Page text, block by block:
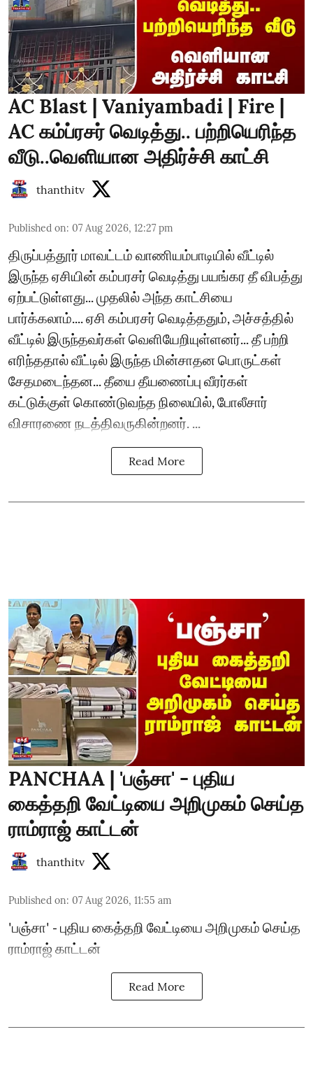
AC Blast | Vaniyambadi | Fire |
AC கம்ப்ரசர் வெடித்து.. பற்றியெரிந்த
வீடு..வெளியான அதிர்ச்சி காட்சி
thanthitv
Published on: 07 Aug 2026, 12:27 pm
திருப்பத்தூர் மாவட்டம் வாணியம்பாடியில் வீட்டில்
இருந்த ஏசியின் கம்பரசர் வெடித்து பயங்கர தீ விபத்து
ஏற்பட்டுள்ளது... முதலில் அந்த காட்சியை
பார்க்கலாம்.... ஏசி கம்பரசர் வெடித்ததும், அச்சத்தில்
வீட்டில் இருந்தவர்கள் வெளியேறியுள்ளனர்... தீ பற்றி
எரிந்ததால் வீட்டில் இருந்த மின்சாதன பொருட்கள்
சேதமடைந்தன... தீயை தீயணைப்பு வீரர்கள்
கட்டுக்குள் கொண்டுவந்த நிலையில், போலீசார்
விசாரணை நடத்திவருகின்றனர். ...
Read More
PANCHAA | 'பஞ்சா' - புதிய
கைத்தறி வேட்டியை அறிமுகம் செய்த
ராம்ராஜ் காட்டன்
thanthitv
Published on: 07 Aug 2026, 11:55 am
'பஞ்சா' - புதிய கைத்தறி வேட்டியை அறிமுகம் செய்த
ராம்ராஜ் காட்டன்
Read More